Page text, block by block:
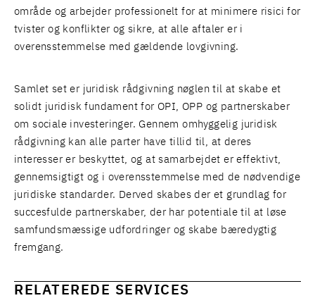
område og arbejder professionelt for at minimere risici for
tvister og konflikter og sikre, at alle aftaler er i
overensstemmelse med gældende lovgivning.
Samlet set er juridisk rådgivning nøglen til at skabe et
solidt juridisk fundament for OPI, OPP og partnerskaber
om sociale investeringer. Gennem omhyggelig juridisk
rådgivning kan alle parter have tillid til, at deres
interesser er beskyttet, og at samarbejdet er effektivt,
gennemsigtigt og i overensstemmelse med de nødvendige
juridiske standarder. Derved skabes der et grundlag for
succesfulde partnerskaber, der har potentiale til at løse
samfundsmæssige udfordringer og skabe bæredygtig
fremgang.
RELATEREDE SERVICES